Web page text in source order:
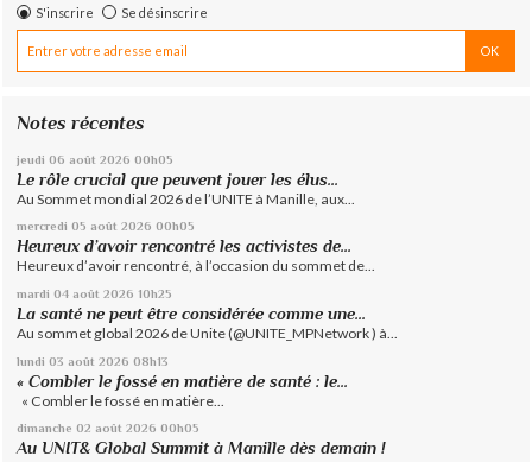
S'inscrire Se désinscrire
Notes récentes
jeudi 06 août 2026 00h05
Le rôle crucial que peuvent jouer les élus...
Au Sommet mondial 2026 de l’UNITE à Manille, aux...
mercredi 05 août 2026 00h05
Heureux d’avoir rencontré les activistes de...
Heureux d’avoir rencontré, à l’occasion du sommet de...
mardi 04 août 2026 10h25
La santé ne peut être considérée comme une...
Au sommet global 2026 de Unite (@UNITE_MPNetwork ) à...
lundi 03 août 2026 08h13
« Combler le fossé en matière de santé : le...
« Combler le fossé en matière...
dimanche 02 août 2026 00h05
Au UNIT& Global Summit à Manille dès demain !